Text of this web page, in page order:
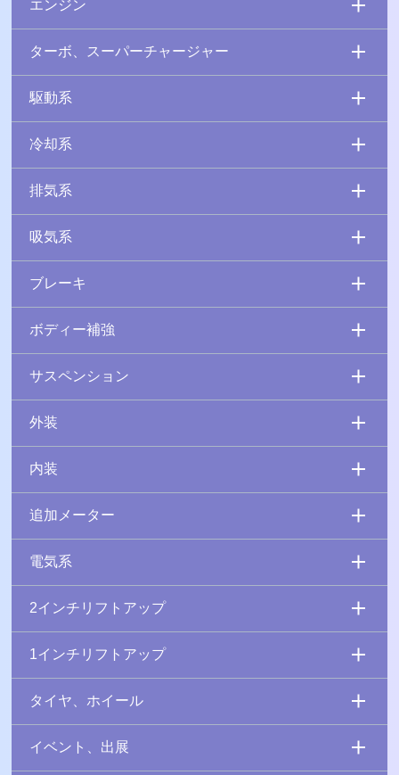
エンジン
ターボ、スーパーチャージャー
駆動系
冷却系
排気系
吸気系
ブレーキ
ボディー補強
サスペンション
外装
内装
追加メーター
電気系
2インチリフトアップ
1インチリフトアップ
タイヤ、ホイール
イベント、出展